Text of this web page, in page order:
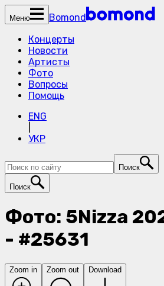
Меню
Bomond
Концерты
Новости
Артисты
Фото
Вопросы
Помощь
ENG
УКР
Поиск
Поиск
Фото: 5Nizza
- #25631
Zoom in Zoom out Download